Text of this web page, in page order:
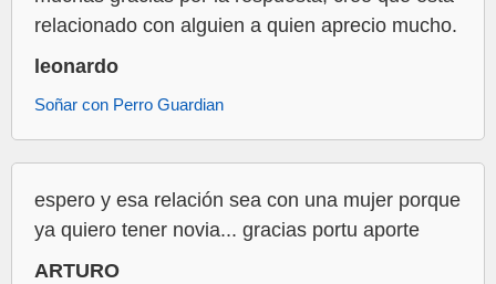
relacionado con alguien a quien aprecio mucho.
leonardo
Soñar con Perro Guardian
espero y esa relación sea con una mujer porque
ya quiero tener novia... gracias portu aporte
ARTURO